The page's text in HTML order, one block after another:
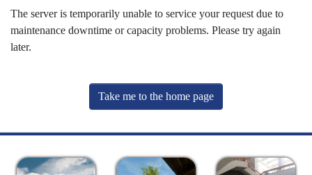
The server is temporarily unable to service your request due to
maintenance downtime or capacity problems. Please try again
later.
Take me to the home page